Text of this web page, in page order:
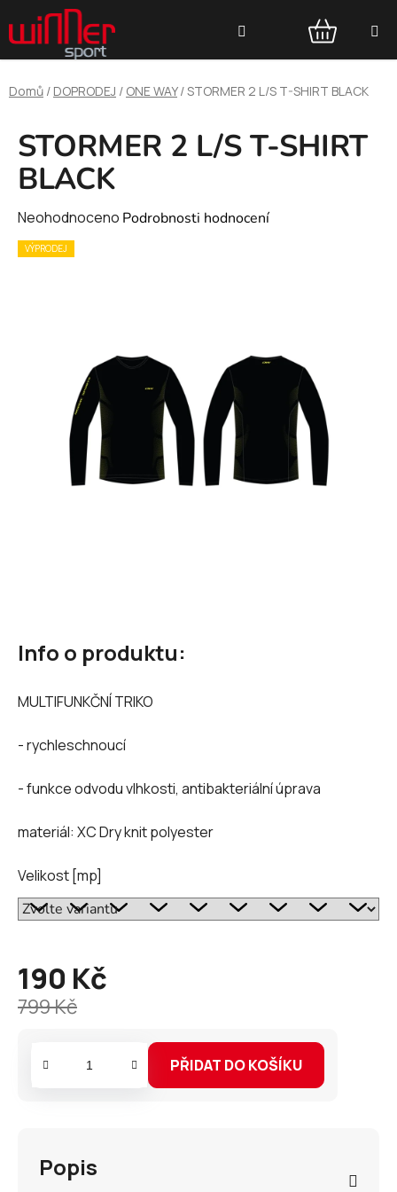
na
obsah
NÁKUPNÍ
KOŠÍK
Domů / DOPRODEJ / ONE WAY /STORMER 2 L/S T-SHIRT BLACK
Info o produktu:
MULTIFUNKČNÍ TRIKO
- rychleschnoucí
- funkce odvodu vlhkosti, antibakteriální úprava
materiál: XC Dry knit polyester
Velikost [mp]
799 Kč
190 Kč
Měrná
cena:
PŘIDAT DO KOŠÍKU
STORMER 2 L/S T-SHIRT
BLACK
Průměrné
hodnocení
hvězdiček.
Neohodnoceno Podrobnosti hodnocení
VÝPRODEJ
Popis